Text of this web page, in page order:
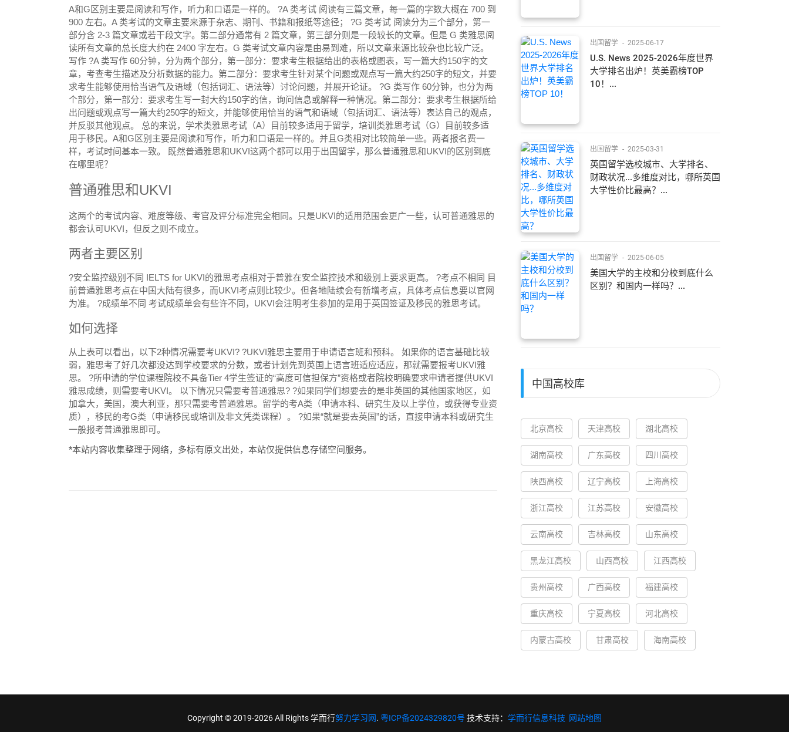
A和G区别主要是阅读和写作，听力和口语是一样的。 ?A 类考试 阅读有三篇文章，每一篇的字数大概在 700 到
900 左右。A 类考试的文章主要来源于杂志、期刊、书籍和报纸等途径； ?G 类考试 阅读分为三个部分，第一
部分含 2-3 篇文章或若干段文字。第二部分通常有 2 篇文章，第三部分则是一段较长的文章。但是 G 类雅思阅
读所有文章的总长度大约在 2400 字左右。G 类考试文章内容是由易到难，所以文章来源比较杂也比较广泛。
写作 ?A 类写作 60分钟，分为两个部分，第一部分：要求考生根据给出的表格或图表，写一篇大约150字的文
章，考查考生描述及分析数据的能力。第二部分：要求考生针对某个问题或观点写一篇大约250字的短文，并要
求考生能够使用恰当语气及语域（包括词汇、语法等）讨论问题，并展开论证。 ?G 类写作 60分钟，也分为两
个部分，第一部分：要求考生写一封大约150字的信，询问信息或解释一种情况。第二部分：要求考生根据所给
出问题或观点写一篇大约250字的短文，并能够使用恰当的语气和语域（包括词汇、语法等）表达自己的观点，
并反驳其他观点。 总的来说，学术类雅思考试（A）目前较多适用于留学，培训类雅思考试（G）目前较多适
用于移民。A和G区别主要是阅读和写作，听力和口语是一样的。并且G类相对比较简单一些。两者报名费一
样，考试时间基本一致。 既然普通雅思和UKVI这两个都可以用于出国留学，那么普通雅思和UKVI的区别到底
在哪里呢？
普通雅思和UKVI
这两个的考试内容、难度等级、考官及评分标准完全相同。只是UKVI的适用范围会更广一些，认可普通雅思的
都会认可UKVI，但反之则不成立。
两者主要区别
?安全监控级别不同 IELTS for UKVI的雅思考点相对于普雅在安全监控技术和级别上要求更高。 ?考点不相同 目
前普通雅思考点在中国大陆有很多，而UKVI考点则比较少。但各地陆续会有新增考点，具体考点信息要以官网
为准。 ?成绩单不同 考试成绩单会有些许不同，UKVI会注明考生参加的是用于英国签证及移民的雅思考试。
如何选择
从上表可以看出，以下2种情况需要考UKVI? ?UKVI雅思主要用于申请语言班和预科。 如果你的语言基础比较
弱，雅思考了好几次都没达到学校要求的分数，或者计划先到英国上语言班适应适应，那就需要报考UKVI雅
思。 ?所申请的学位课程院校不具备Tier 4学生签证的“高度可信担保方”资格或者院校明确要求申请者提供UKVI
雅思成绩，则需要考UKVI。 以下情况只需要考普通雅思? ?如果同学们想要去的是非英国的其他国家地区，如
加拿大，美国，澳大利亚，那只需要考普通雅思。留学的考A类（申请本科、研究生及以上学位，或获得专业资
质），移民的考G类（申请移民或培训及非文凭类课程）。 ?如果“就是要去英国”的话，直接申请本科或研究生
一般报考普通雅思即可。
*本站内容收集整理于网络，多标有原文出处，本站仅提供信息存储空间服务。
出国留学 - 2025-06-17
U.S. News 2025-2026年度世界
大学排名出炉！英美霸榜TOP
10！...
出国留学 - 2025-03-31
英国留学选校城市、大学排名、
财政状况...多维度对比，哪所英国
大学性价比最高？...
出国留学 - 2025-06-05
美国大学的主校和分校到底什么
区别？和国内一样吗？...
中国高校库
北京高校 天津高校 湖北高校
湖南高校 广东高校 四川高校
陕西高校 辽宁高校 上海高校
浙江高校 江苏高校 安徽高校
云南高校 吉林高校 山东高校
黑龙江高校 山西高校 江西高校
贵州高校 广西高校 福建高校
重庆高校 宁夏高校 河北高校
内蒙古高校 甘肃高校 海南高校
Copyright © 2019-2026 All Rights 学而行努力学习网. 粤ICP备2024329820号 技术支持： 学而行信息科技 网站地图